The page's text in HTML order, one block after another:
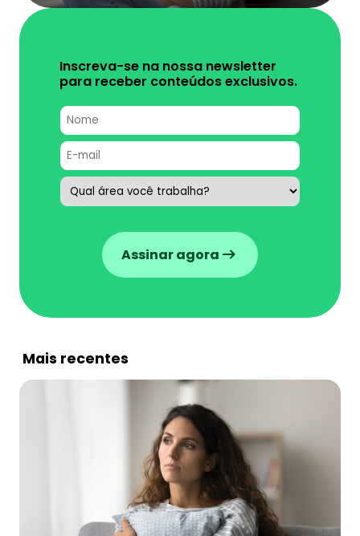
Inscreva-se na nossa newsletter
para receber conteúdos exclusivos.
Assinar agora
Mais recentes